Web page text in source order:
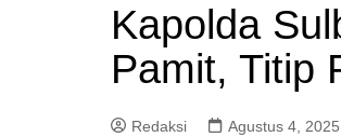
Kapolda
Pamit, Titip
Redaksi Agustus 4, 2025